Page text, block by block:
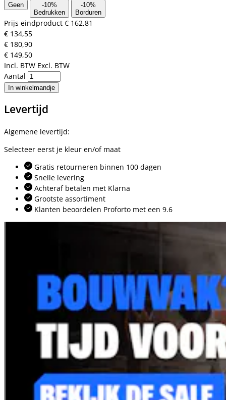
Geen
-10%
Bedrukken
-10%
Borduren
Prijs eindproduct € 162,81
€ 134,55
€ 180,90
€ 149,50
Incl. BTW Excl. BTW
Aantal
In winkelmandje
Levertijd
Algemene levertijd:
Selecteer eerst je kleur en/of maat
Gratis retourneren binnen 100 dagen
Snelle levering
Achteraf betalen met Klarna
Grootste assortiment
Klanten beoordelen Proforto met een 9.6